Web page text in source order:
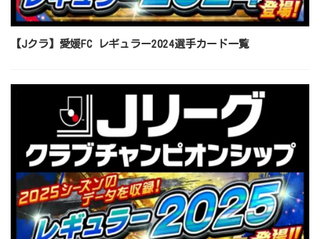
【Jクラ】愛媛FC レギュラー2024選手カード一覧